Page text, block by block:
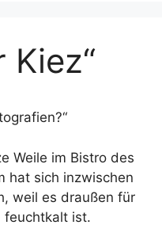
Kiez“
Weile im Bistro des
hat sich inzwischen
weil es draußen für
feuchtkalt ist.